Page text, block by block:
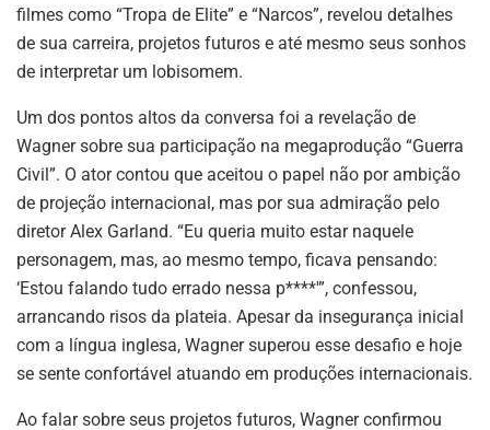
filmes como “Tropa de Elite” e “Narcos”, revelou detalhes
de sua carreira, projetos futuros e até mesmo seus sonhos
de interpretar um lobisomem.
Um dos pontos altos da conversa foi a revelação de
Wagner sobre sua participação na megaprodução “Guerra
Civil”. O ator contou que aceitou o papel não por ambição
de projeção internacional, mas por sua admiração pelo
diretor Alex Garland. “Eu queria muito estar naquele
personagem, mas, ao mesmo tempo, ficava pensando:
‘Estou falando tudo errado nessa p****'”, confessou,
arrancando risos da plateia. Apesar da insegurança inicial
com a língua inglesa, Wagner superou esse desafio e hoje
se sente confortável atuando em produções internacionais.
Ao falar sobre seus projetos futuros, Wagner confirmou